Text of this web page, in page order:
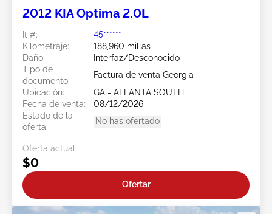
2012 KIA Optima 2.0L
Ít #:
45******
Kilometraje:
188,960 millas
Daño:
Interfaz/Desconocido
Tipo de
documento:
Factura de venta Georgia
Ubicación:
GA - ATLANTA SOUTH
Fecha de venta:
08/12/2026
Estado de la
oferta:
No has ofertado
Oferta actual:
$0
Ofertar